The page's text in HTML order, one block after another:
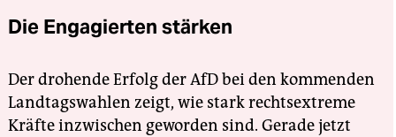
Die Engagierten stärken
Der drohende Erfolg der AfD bei den kommenden
Landtagswahlen zeigt, wie stark rechtsextreme
Kräfte inzwischen geworden sind. Gerade jetzt